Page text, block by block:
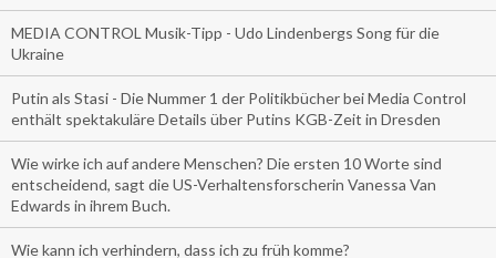
MEDIA CONTROL Musik-Tipp - Udo Lindenbergs Song für die
Ukraine
Putin als Stasi - Die Nummer 1 der Politikbücher bei Media Control
enthält spektakuläre Details über Putins KGB-Zeit in Dresden
Wie wirke ich auf andere Menschen? Die ersten 10 Worte sind
entscheidend, sagt die US-Verhaltensforscherin Vanessa Van
Edwards in ihrem Buch.
Wie kann ich verhindern, dass ich zu früh komme?